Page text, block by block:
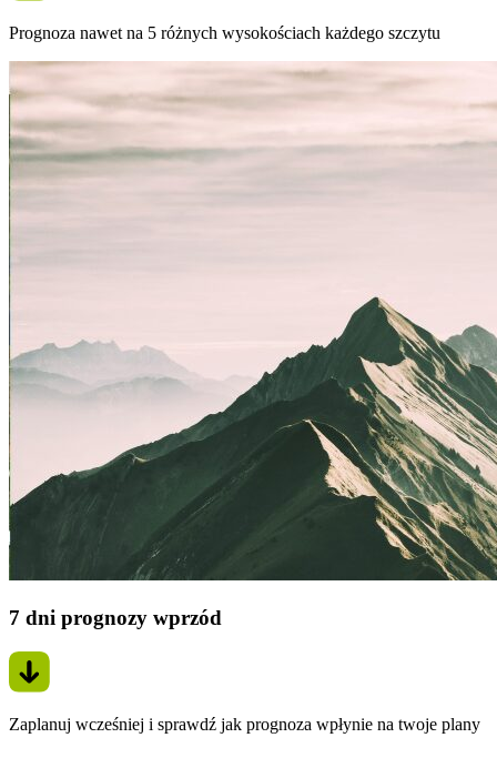
Prognoza nawet na 5 różnych wysokościach każdego szczytu
7 dni prognozy wprzód
Zaplanuj wcześniej i sprawdź jak prognoza wpłynie na twoje plany